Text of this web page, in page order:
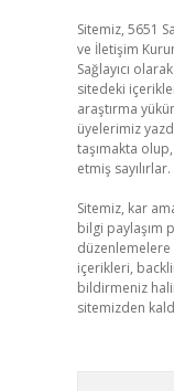
Sitemiz, 5651
ve İletişim
Sağlayıcı
sitedeki
araştırma
üyelerimiz
taşımakta
etmiş sayılırlar.
Sitemiz, kar
bilgi paylaşım
düzenlemelere
içerikleri,
bildirmeniz
sitemizden